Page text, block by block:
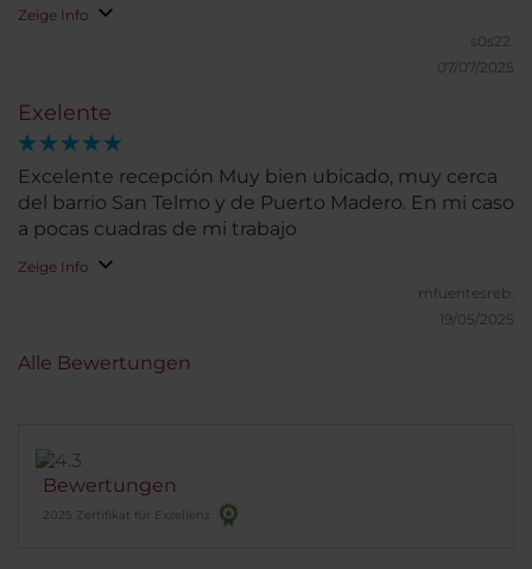
ubicado en la zona céntrica de Buenos Aires
Zeige Info
s0s22.
07/07/2025
Exelente
Excelente recepción Muy bien ubicado, muy cerca
del barrio San Telmo y de Puerto Madero. En mi caso
a pocas cuadras de mi trabajo
Zeige Info
mfuentesreb.
19/05/2025
Bewertungen
2025 Zertifikat für Exzellenz
Alle Bewertungen